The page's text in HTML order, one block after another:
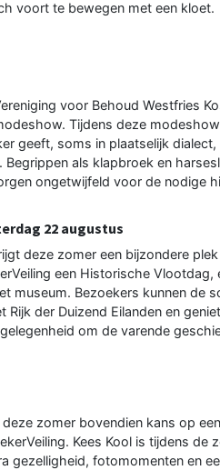
voort te bewegen met een kloet.
voor Behoud Westfries
Tijdens deze
geeft, soms in plaatselijk
als klapbroek en
ongetwijfeld voor de nodige
22 augustus
deze zomer een bijzondere
een Historische
museum. Bezoekers kunnen de
Rijk der Duizend Eilanden en
om de varende
zomer bovendien kans op
Kees Kool is tijdens de
gezelligheid, fotomomenten en